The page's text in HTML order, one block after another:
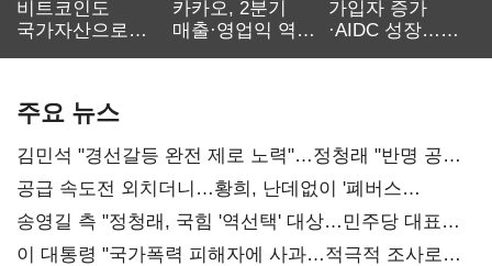
비트코인도
국가자산으로…'
카카오, 2분기
매출·영업익 역대
가입자 증가
·AIDC 성장…
주요 뉴스
김민석 "경선갈등 완전 제로 노력"…정청래 "반명 공세
사과부터"
공급 속도전 외치더니…황희, 난데없이 '폐버스
리모델링' 제안
송영길 측 "정청래, 국힘 '역선택' 대상…민주당 대표로
총선 지휘 못해"
이 대통령 "국가폭력 피해자에 사과…적극적 조사로